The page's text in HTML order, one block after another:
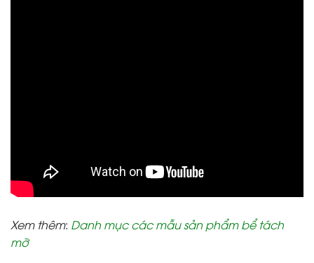
Xem thêm: Danh mục các mẫu sản phẩm bể tách
mỡ